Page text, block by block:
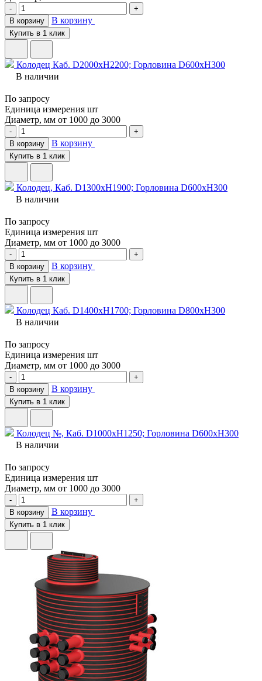
-
+
В корзину
В корзину
Купить в 1 клик
Колодец Каб. D2000хH2200; Горловина D600хH300
В наличии
По запросу
Единица измерения шт
Диаметр, мм от 1000 до 3000
-
+
В корзину
В корзину
Купить в 1 клик
Колодец, Каб. D1300хH1900; Горловина D600хH300
В наличии
По запросу
Единица измерения шт
Диаметр, мм от 1000 до 3000
-
+
В корзину
В корзину
Купить в 1 клик
Колодец Каб. D1400хH1700; Горловина D800хH300
В наличии
По запросу
Единица измерения шт
Диаметр, мм от 1000 до 3000
-
+
В корзину
В корзину
Купить в 1 клик
Колодец №, Каб. D1000хH1250; Горловина D600хH300
В наличии
По запросу
Единица измерения шт
Диаметр, мм от 1000 до 3000
-
+
В корзину
В корзину
Купить в 1 клик